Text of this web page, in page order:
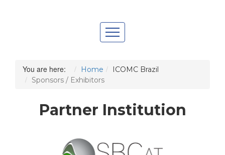
You are here: Home
ICOMC Brazil
Sponsors / Exhibitors
Partner Institution